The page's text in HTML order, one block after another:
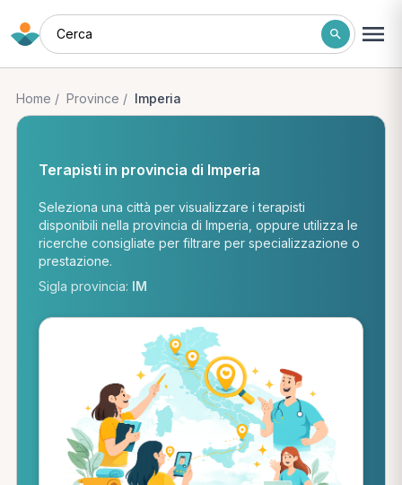
Cerca
Home / Province / Imperia
Terapisti in provincia di Imperia
Seleziona una città per visualizzare i terapisti
disponibili nella provincia di Imperia, oppure utilizza le
ricerche consigliate per filtrare per specializzazione o
prestazione.
Sigla provincia: IM